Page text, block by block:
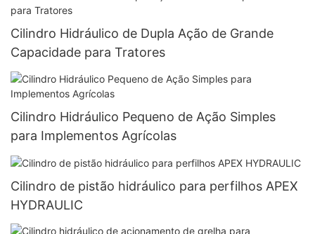
Cilindro Hidráulico de Dupla Ação de Grande
Capacidade para Tratores
Cilindro Hidráulico Pequeno de Ação Simples
para Implementos Agrícolas
Cilindro de pistão hidráulico para perfilhos APEX
HYDRAULIC